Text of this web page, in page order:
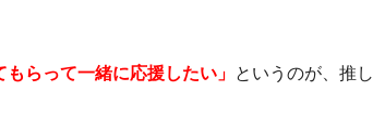
らって一緒に応援したい」 というのが、推